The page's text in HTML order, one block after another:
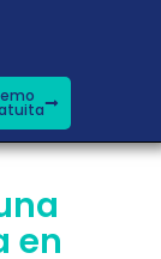
en